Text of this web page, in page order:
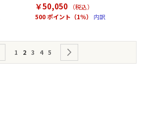
￥50,050
（税込）
500 ポイント（1％）
内訳
ページ
ページ
1 ページを読んでいます
2 ページ
3 ページ
4 ページ
5